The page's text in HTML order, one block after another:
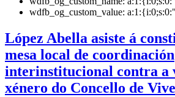
wdfb_og_custom_value:
López Abella asiste á
mesa local de coordinación
interinstitucional contra a
xénero do Concello de